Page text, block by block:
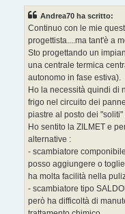
Andrea70 ha scritto:
Continuo con le mie
progettista....ma tant'è a
Sto progettando un
una centrale termica
autonomo in fase estiva).
Ho la necessità quindi di
frigo nel circuito dei
piastre al posto dei
Ho sentito la ZILMET e
alternative :
- scambiatore
posso aggiungere o
ha molta facilità nella
- scambiatore tipo
però ha difficoltà di